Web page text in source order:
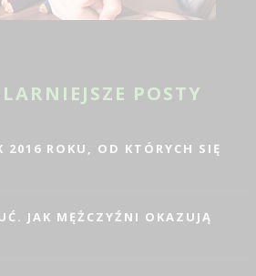
POSTY
2016 ROKU, OD KTÓRYCH SIĘ
JAK MĘŻCZYŹNI OKAZUJĄ